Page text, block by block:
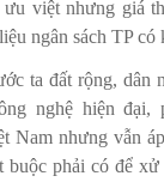
ưu việt nhưng giá
ngân sách TP có
ta đất rộng, dân
nghệ hiện đại,
Nam nhưng vẫn
buộc phải có để